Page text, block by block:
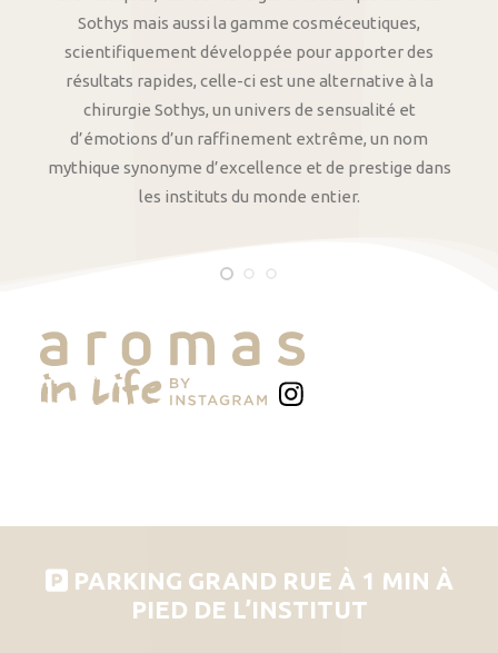
Sothys mais aussi la gamme cosméceutiques,
scientifiquement développée pour apporter des
résultats rapides, celle-ci est une alternative à la
chirurgie Sothys, un univers de sensualité et
d’émotions d’un raffinement extrême, un nom
mythique synonyme d’excellence et de prestige dans
les instituts du monde entier.
PARKING GRAND RUE À 1 MIN À
PIED DE L’INSTITUT